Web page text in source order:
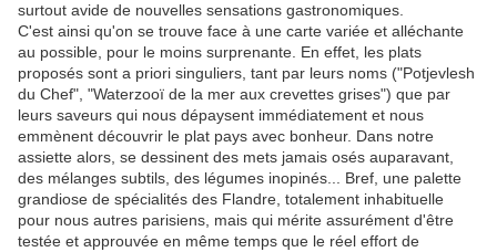
surtout avide de nouvelles sensations gastronomiques.
C'est ainsi qu'on se trouve face à une carte variée et alléchante
au possible, pour le moins surprenante. En effet, les plats
proposés sont a priori singuliers, tant par leurs noms ("Potjevlesh
du Chef", "Waterzooï de la mer aux crevettes grises") que par
leurs saveurs qui nous dépaysent immédiatement et nous
emmènent découvrir le plat pays avec bonheur. Dans notre
assiette alors, se dessinent des mets jamais osés auparavant,
des mélanges subtils, des légumes inopinés... Bref, une palette
grandiose de spécialités des Flandre, totalement inhabituelle
pour nous autres parisiens, mais qui mérite assurément d'être
testée et approuvée en même temps que le réel effort de